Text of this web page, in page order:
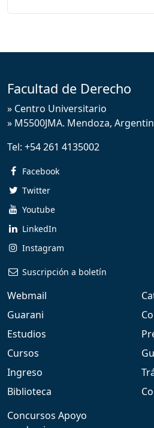
Facultad de Derecho
» Centro Universitario
» M5500JMA. Mendoza,
Tel: +54 261 4135002
Facebook
Twitter
Youtube
LinkedIn
Instagram
Suscripción a boletín
Webmail
Guarani
Estudios
Cursos
Ingreso
Biblioteca
Concursos Apoyo